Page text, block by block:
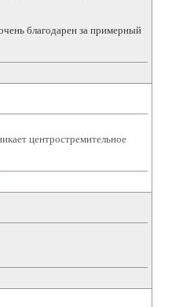
благодарен за примерный
центростремительное